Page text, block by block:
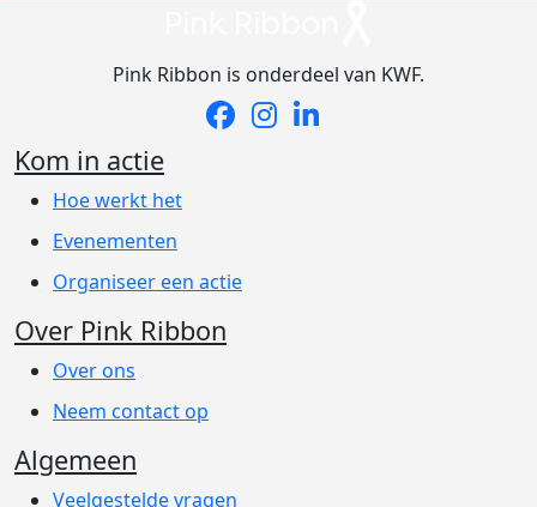
Pink Ribbon is onderdeel van KWF.
Kom in actie
Hoe werkt het
Evenementen
Organiseer een actie
Over Pink Ribbon
Over ons
Neem contact op
Algemeen
Veelgestelde vragen